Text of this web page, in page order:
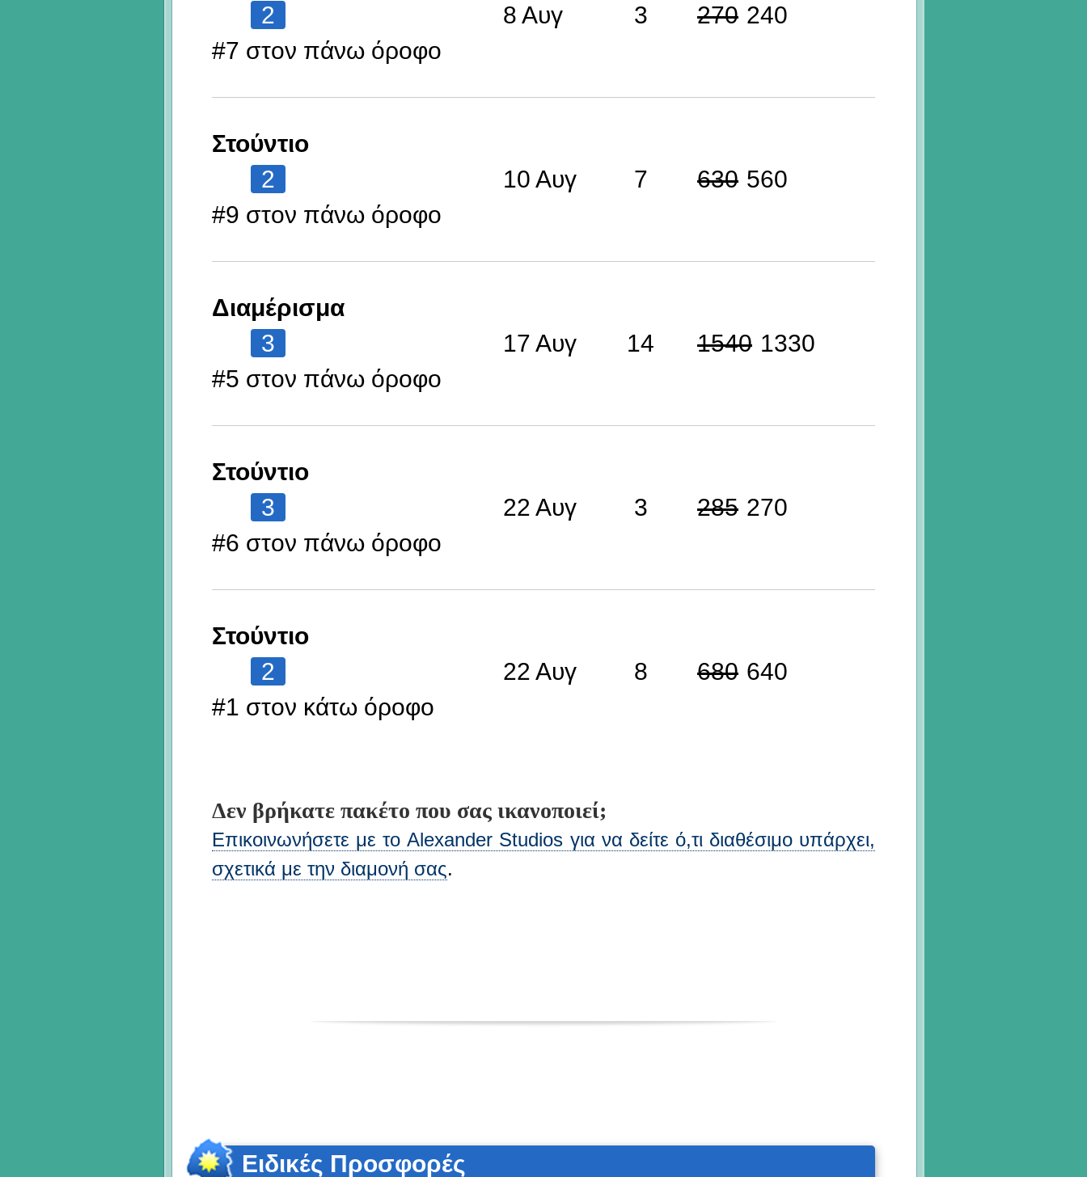
2
#7 στον πάνω όροφο
8 Αυγ 3 270 240
Στούντιο
2
#9 στον πάνω όροφο
10 Αυγ 7 630 560
Διαμέρισμα
3
#5 στον πάνω όροφο
17 Αυγ 14 1540 1330
Στούντιο
3
#6 στον πάνω όροφο
22 Αυγ 3 285 270
Στούντιο
2
#1 στον κάτω όροφο
22 Αυγ 8 680 640
Δεν βρήκατε πακέτο που σας ικανοποιεί;
Επικοινωνήσετε με το Alexander Studios για να δείτε ό,τι διαθέσιμο υπάρχει,
σχετικά με την διαμονή σας.
Ειδικές Προσφορές